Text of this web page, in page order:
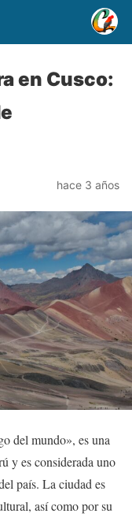
en Cusco:
hace 3 años
del mundo», es una
y es considerada uno
país. La ciudad es
así como por su